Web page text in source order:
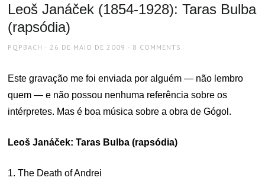
Leoš Janáček (1854-1928): Taras Bulba
(rapsódia)
AUTHOR
PQPBACH
POSTED
26 DE MAIO DE 2009 8 COMMENTS
Este gravação me foi enviada por alguém — não lembro
quem — e não possou nenhuma referência sobre os
intérpretes. Mas é boa música sobre a obra de Gógol.
Leoš Janáček: Taras Bulba (rapsódia)
1. The Death of Andrei